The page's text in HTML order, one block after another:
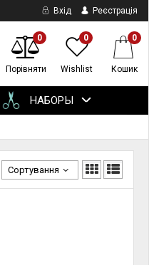
Вхід Реєстрація
0
Порівняти
0
Wishlist
0
Кошик
НАБОРЫ
Сортування